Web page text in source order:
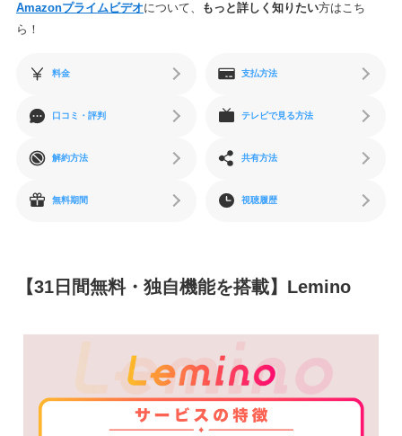
Amazonプライムビデオについて、 もっと詳しく知りたい方はこち
ら！
料金 支払方法
口コミ・評判 テレビで見る方法
解約方法 共有方法
無料期間 視聴履歴
【31日間無料・独自機能を搭載】Lemino